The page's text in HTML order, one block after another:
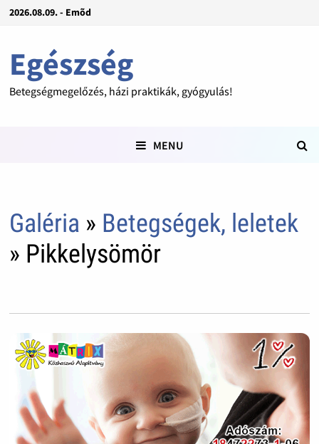
2026.08.09. - Emõd
Egészség
Betegségmegelőzés, házi praktikák, gyógyulás!
MENU
Galéria » Betegségek, leletek
» Pikkelysömör